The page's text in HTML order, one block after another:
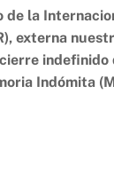
de la
externa
indefinido
Indómita